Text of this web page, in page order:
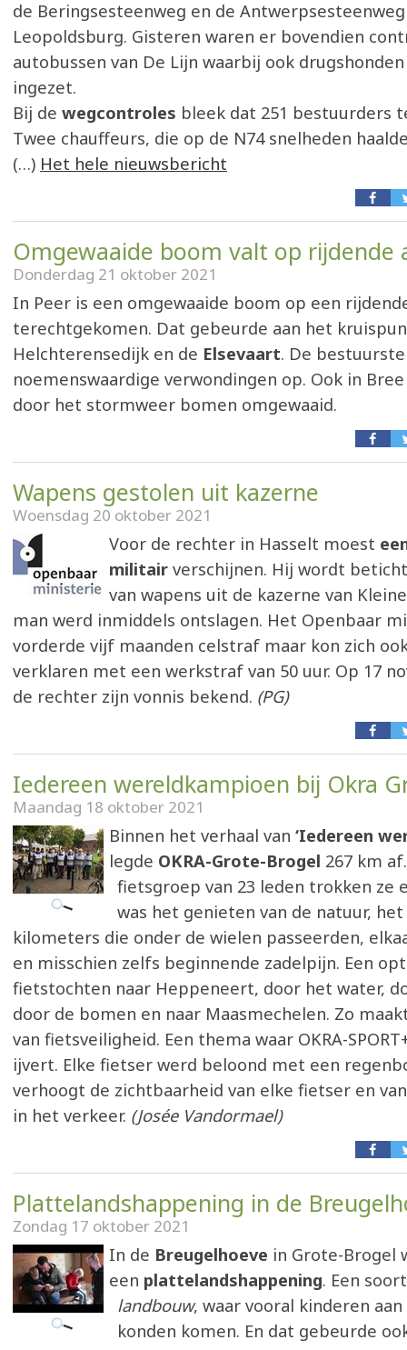
de Beringsesteenweg en de
Leopoldsburg. Gisteren waren er bovendien
autobussen van De Lijn waarbij ook
ingezet.
Bij de wegcontroles bleek dat 251 bestuurders
Twee chauffeurs, die op de N74 snelheden
(…) Het hele nieuwsbericht
Omgewaaide boom valt op rijdende
Donderdag 21 oktober 2021
In Peer is een omgewaaide boom op een
terechtgekomen. Dat gebeurde aan het
Helchterensedijk en de Elsevaart. De
noemenswaardige verwondingen op. Ook in
door het stormweer bomen omgewaaid.
Wapens gestolen uit kazerne
Woensdag 20 oktober 2021
Voor de rechter in Hasselt moest
militair verschijnen. Hij wordt
van wapens uit de kazerne van
man werd inmiddels ontslagen. Het Openbaar
vorderde vijf maanden celstraf maar kon zich
verklaren met een werkstraf van 50 uur. Op 17
de rechter zijn vonnis bekend. (PG)
Iedereen wereldkampioen bij Okra
Maandag 18 oktober 2021
Binnen het verhaal van ‘Iedereen
legde OKRA-Grote-Brogel 267 km
fietsgroep van 23 leden trokken ze
was het genieten van de natuur,
kilometers die onder de wielen passeerden,
en misschien zelfs beginnende zadelpijn. Een
fietstochten naar Heppeneert, door het water,
door de bomen en naar Maasmechelen. Zo
van fietsveiligheid. Een thema waar OKRA-
ijvert. Elke fietser werd beloond met een
verhoogt de zichtbaarheid van elke fietser en
in het verkeer. (Josée Vandormael)
Plattelandshappening in de
Zondag 17 oktober 2021
In de Breugelhoeve in Grote-Brogel
een plattelandshappening. Een
landbouw, waar vooral kinderen
konden komen. En dat gebeurde